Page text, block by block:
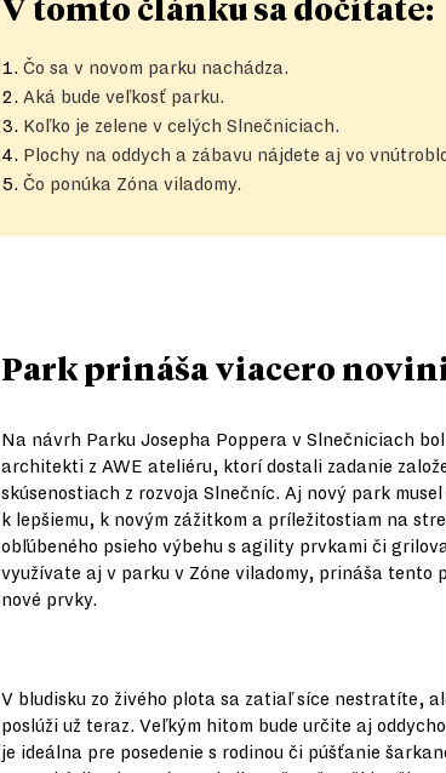
Čo sa v novom parku nachádza.
Aká bude veľkosť parku.
Koľko je zelene v celých Slnečniciach.
Plochy na oddych a zábavu nájdete aj vo
Čo ponúka Zóna viladomy.
Park prináša viacero
Na návrh Parku Josepha Poppera v Slnečniciach
architekti z AWE ateliéru, ktorí dostali zadanie
skúsenostiach z rozvoja Slnečníc. Aj nový park
k lepšiemu, k novým zážitkom a príležitostiam na
obľúbeného psieho výbehu s agility prvkami či
využívate aj v parku v Zóne viladomy, prináša tento
nové prvky.
V bludisku zo živého plota sa zatiaľ síce nestratíte,
poslúži už teraz. Veľkým hitom bude určite aj
je ideálna pre posedenie s rodinou či púšťanie